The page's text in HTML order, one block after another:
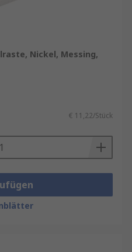
Nickel, Messing,
€ 11,22/Stück